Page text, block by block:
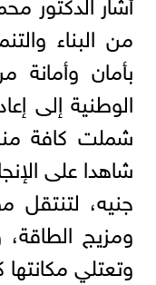
من البناء
بأمان
الوطنية إلى
شملت كافة
جنيه،
ومزيج الطاقة،
وتعتلي